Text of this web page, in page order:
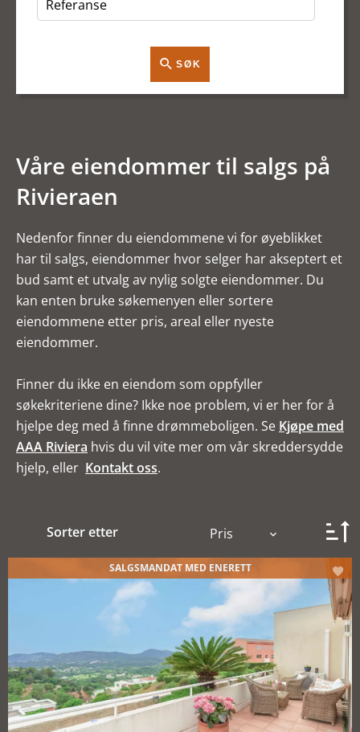
SØK
Våre eiendommer til salgs på
Rivieraen
Nedenfor finner du eiendommene vi for øyeblikket
har til salgs, eiendommer hvor selger har akseptert et
bud samt et utvalg av nylig solgte eiendommer. Du
kan enten bruke søkemenyen eller sortere
eiendommene etter pris, areal eller nyeste
eiendommer.
Finner du ikke en eiendom som oppfyller
søkekriteriene dine? Ikke noe problem, vi er her for å
hjelpe deg med å finne drømmeboligen. Se Kjøpe med
AAA Riviera hvis du vil vite mer om vår skreddersydde
hjelp, eller Kontakt oss.
Sorter etter Pris
SALGSMANDAT MED ENERETT